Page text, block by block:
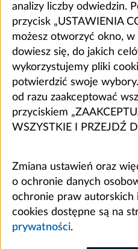
analizy liczby odwiedzin.
przycisk „USTAWIENIA
możesz otworzyć okno,
dowiesz się, do jakich
wykorzystujemy pliki
potwierdzić swoje
od razu zaakceptować
przyciskiem
WSZYSTKIE I PRZEJDŹ
Zmiana ustawień oraz
o ochronie danych
ochronie praw autorskich
cookies dostępne są na
prywatności.